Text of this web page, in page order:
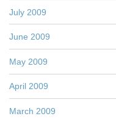
July 2009
June 2009
May 2009
April 2009
March 2009